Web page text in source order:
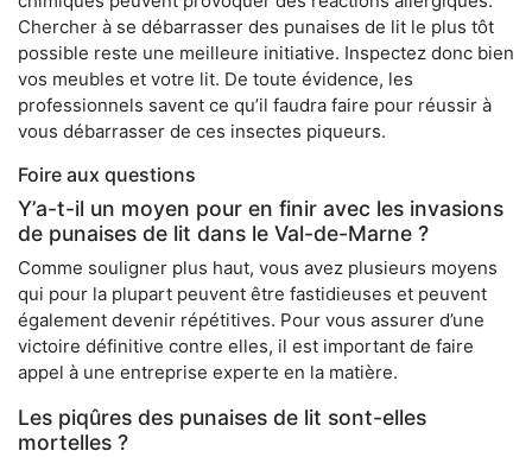
Chercher à se débarrasser des punaises de lit le plus tôt
possible reste une meilleure initiative. Inspectez donc bien
vos meubles et votre lit. De toute évidence, les
professionnels savent ce qu’il faudra faire pour réussir à
vous débarrasser de ces insectes piqueurs.
Foire aux questions
Y’a-t-il un moyen pour en finir avec les invasions
de punaises de lit dans le Val-de-Marne ?
Comme souligner plus haut, vous avez plusieurs moyens
qui pour la plupart peuvent être fastidieuses et peuvent
également devenir répétitives. Pour vous assurer d’une
victoire définitive contre elles, il est important de faire
appel à une entreprise experte en la matière.
Les piqûres des punaises de lit sont-elles
mortelles ?